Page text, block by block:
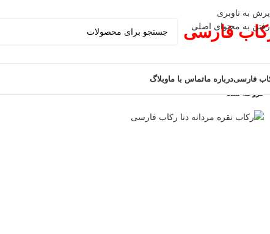
پرش به ناوبری
رفتن به محتوای اصلی
فارسی
فارسیدرباره ماتماس با ماوبلاگ
فروخته شده